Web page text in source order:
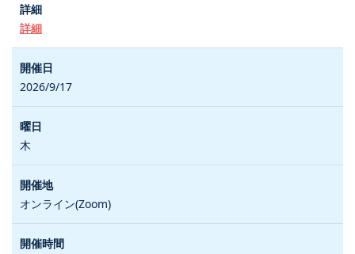
詳細
2026/9/17
木
オンライン(Zoom)